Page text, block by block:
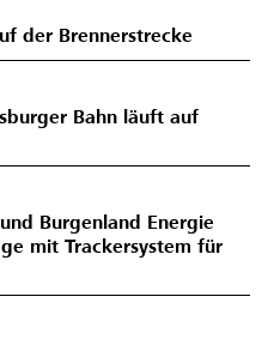
der Brennerstrecke
Bahn läuft auf
Burgenland Energie
mit Trackersystem für